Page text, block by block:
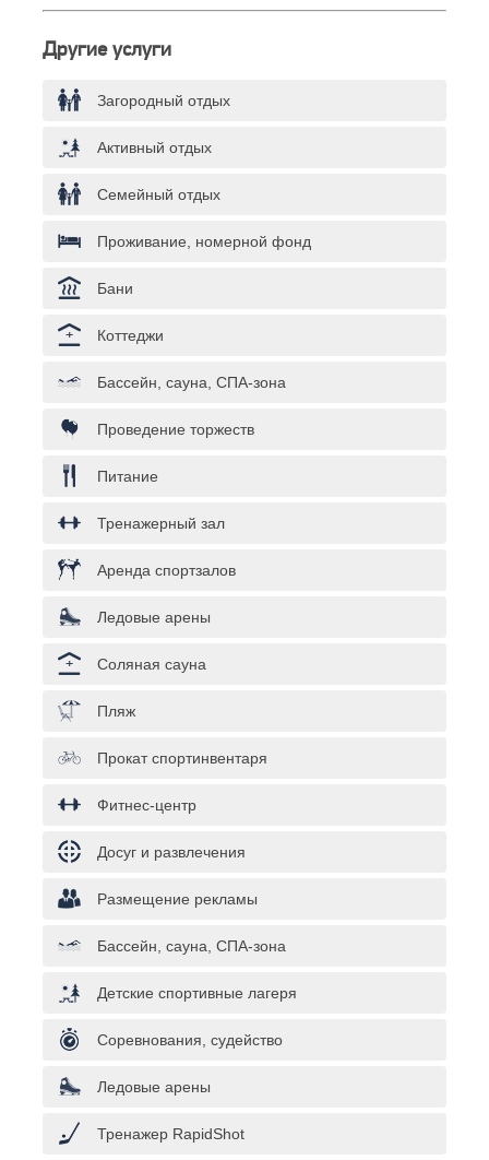
Другие услуги
Загородный отдых
Активный отдых
Семейный отдых
Проживание, номерной фонд
Бани
Коттеджи
Бассейн, сауна, СПА-зона
Проведение торжеств
Питание
Тренажерный зал
Аренда спортзалов
Ледовые арены
Соляная сауна
Пляж
Прокат спортинвентаря
Фитнес-центр
Досуг и развлечения
Размещение рекламы
Бассейн, сауна, СПА-зона
Детские спортивные лагеря
Соревнования, судейство
Ледовые арены
Тренажер RapidShot